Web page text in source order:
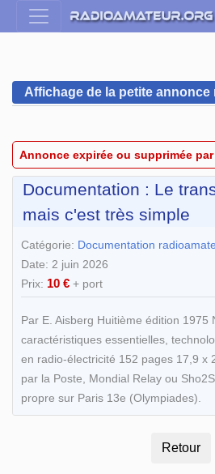
Affichage de la petite annonce
Annonce expirée ou supprimée
Documentation : Le
mais c'est très simple
Catégorie: Documentation
Date: 2 juin 2026
Prix: 10 € + port
Par E. Aisberg Huitième édition 1975
caractéristiques essentielles,
en radio-électricité 152 pages 17,9 x
par la Poste, Mondial Relay ou
propre sur Paris 13e (Olympiades).